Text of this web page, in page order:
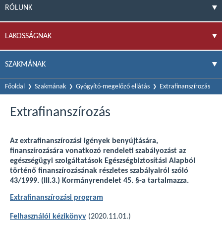
RÓLUNK
LAKOSSÁGNAK
SZAKMÁNAK
Főoldal Szakmának Gyógyító-megelőző ellátás Extrafinanszírozás
Extrafinanszírozás
Az extrafinanszírozási igények benyújtására,
finanszírozására vonatkozó rendeleti szabályozást az
egészségügyi szolgáltatások Egészségbiztosítási Alapból
történő finanszírozásának részletes szabályairól szóló
43/1999. (III.3.) Kormányrendelet 45. §-a tartalmazza.
Extrafinanszírozási program
Felhasználói kézikönyv (2020.11.01.)